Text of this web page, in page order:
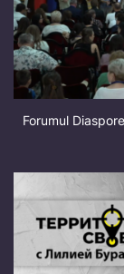
Forumul